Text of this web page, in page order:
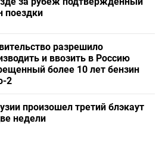
поездки
разрешило
и ввозить в Россию
более 10 лет бензин
2
произошел третий блэкаут
недели